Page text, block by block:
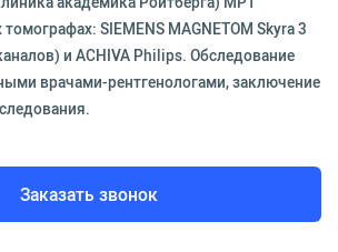
SIEMENS MAGNETOM Skyra 3
и ACHIVA Philips. Обследование
врачами-рентгенологами, заключение
Заказать звонок